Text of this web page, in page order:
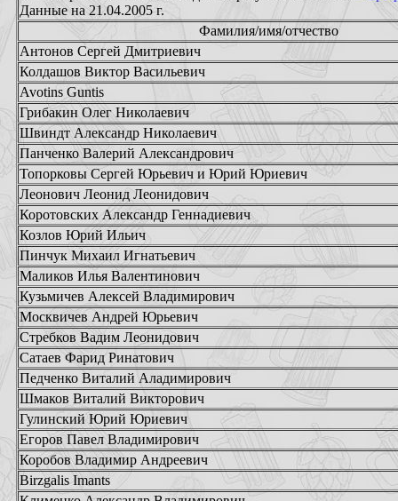
Данные на 21.04.2005 г.
Фамилия/имя/отчество
Антонов Сергей Дмитриевич
Колдашов Виктор Васильевич
Avotins Guntis
Грибакин Олег Николаевич
Швиндт Александр Николаевич
Панченко Валерий Александрович
Топорковы Сергей Юрьевич и Юрий Юриевич
Леонович Леонид Леонидович
Коротовских Александр Геннадиевич
Козлов Юрий Ильич
Пинчук Михаил Игнатьевич
Маликов Илья Валентинович
Кузьмичев Алексей Владимирович
Москвичев Андрей Юрьевич
Стребков Вадим Леонидович
Сатаев Фарид Ринатович
Педченко Виталий Аладимирович
Шмаков Виталий Викторович
Гулинский Юрий Юриевич
Егоров Павел Владимирович
Коробов Владимир Андреевич
Birzgalis Imants